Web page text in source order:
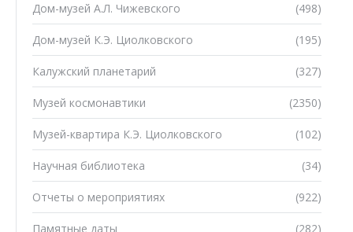
(498)
Дом-музей А.Л. Чижевского
(195)
Дом-музей К.Э. Циолковского
(327)
Калужский планетарий
(2350)
Музей космонавтики
(102)
Музей-квартира К.Э. Циолковского
(34)
Научная библиотека
(922)
Отчеты о мероприятиях
(282)
Памятные даты